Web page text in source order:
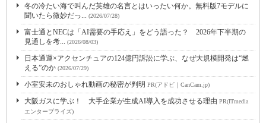
冬の冷たい海で叫んだ英雄の名言とはいったい何か。無料版7モデルに
聞いたら微妙だっ... (2026/07/28)
富士通とNECは「AI需要の手応え」をどう語った？ 2026年下半期の
見通しを考... (2026/08/03)
日本通運×アクセンチュアの124億円訴訟に学ぶ、なぜ大規模開発は“燃
える”のか (2026/07/29)
小室安未のおしゃれ動画の秘密が判明 PR(アドビ｜CanCam.jp)
大阪ガスに学ぶ！ 大手企業が生成AI導入を成功させる理由 PR(ITmedia
エンタープライズ)